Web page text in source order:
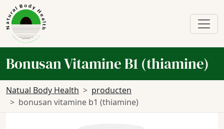
Bonusan Vitamine B1 (thiamine)
Natual Body Health
producten
bonusan vitamine b1 (thiamine)